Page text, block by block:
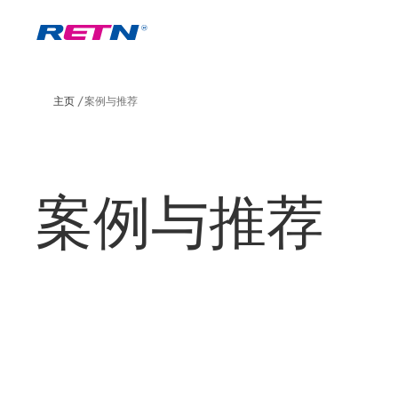
主页 案例与推荐
案例与推荐